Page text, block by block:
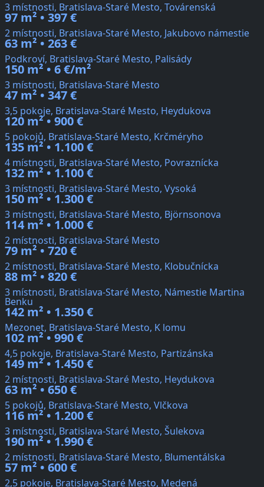
3 místnosti, Bratislava-Staré Mesto, Továrenská
97 m² • 397 €
2 místnosti, Bratislava-Staré Mesto, Jakubovo námestie
63 m² • 263 €
Podkroví, Bratislava-Staré Mesto, Palisády
150 m² • 6 €/m²
3 místnosti, Bratislava-Staré Mesto
47 m² • 347 €
3,5 pokoje, Bratislava-Staré Mesto, Heydukova
120 m² • 900 €
5 pokojů, Bratislava-Staré Mesto, Krčméryho
135 m² • 1.100 €
4 místnosti, Bratislava-Staré Mesto, Povraznícka
132 m² • 1.100 €
3 místnosti, Bratislava-Staré Mesto, Vysoká
150 m² • 1.300 €
3 místnosti, Bratislava-Staré Mesto, Björnsonova
114 m² • 1.000 €
2 místnosti, Bratislava-Staré Mesto
79 m² • 720 €
2 místnosti, Bratislava-Staré Mesto, Klobučnícka
88 m² • 820 €
3 místnosti, Bratislava-Staré Mesto, Námestie Martina
Benku
142 m² • 1.350 €
Mezonet, Bratislava-Staré Mesto, K lomu
102 m² • 990 €
4,5 pokoje, Bratislava-Staré Mesto, Partizánska
149 m² • 1.450 €
2 místnosti, Bratislava-Staré Mesto, Heydukova
63 m² • 650 €
5 pokojů, Bratislava-Staré Mesto, Vlčkova
116 m² • 1.200 €
3 místnosti, Bratislava-Staré Mesto, Šulekova
190 m² • 1.990 €
2 místnosti, Bratislava-Staré Mesto, Blumentálska
57 m² • 600 €
2,5 pokoje, Bratislava-Staré Mesto, Medená